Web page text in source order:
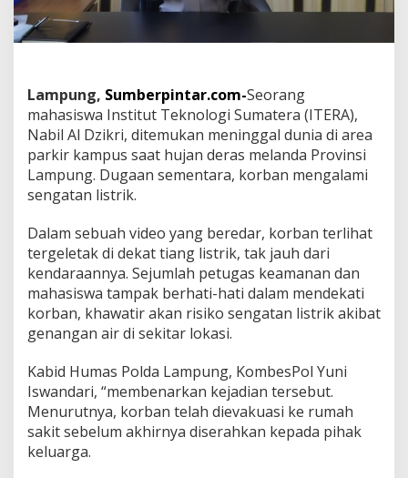
s
w
a
I
E
d
i
r
e
a
k
i
r
K
Lampung, Sumberpintar.com-Seorang
mahasiswa Institut Teknologi Sumatera (ITERA),
Nabil Al Dzikri, ditemukan meninggal dunia di area
parkir kampus saat hujan deras melanda Provinsi
Lampung. Dugaan sementara, korban mengalami
sengatan listrik.
Dalam sebuah video yang beredar, korban terlihat
tergeletak di dekat tiang listrik, tak jauh dari
kendaraannya. Sejumlah petugas keamanan dan
mahasiswa tampak berhati-hati dalam mendekati
korban, khawatir akan risiko sengatan listrik akibat
genangan air di sekitar lokasi.
Kabid Humas Polda Lampung, KombesPol Yuni
Iswandari, “membenarkan kejadian tersebut.
Menurutnya, korban telah dievakuasi ke rumah
sakit sebelum akhirnya diserahkan kepada pihak
keluarga.